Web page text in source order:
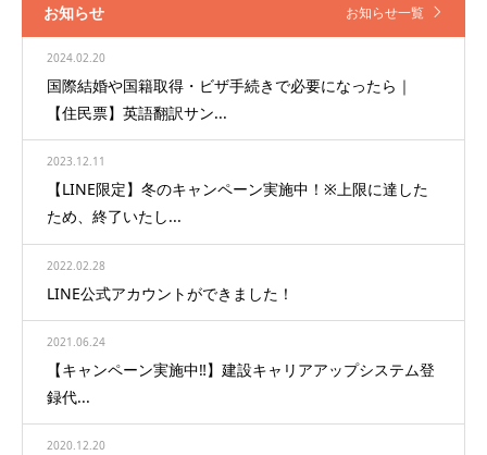
お知らせ お知らせ一覧
2024.02.20
国際結婚や国籍取得・ビザ手続きで必要になったら｜
【住民票】英語翻訳サン...
2023.12.11
【LINE限定】冬のキャンペーン実施中！※上限に達した
ため、終了いたし...
2022.02.28
LINE公式アカウントができました！
2021.06.24
【キャンペーン実施中‼】建設キャリアアップシステム登
録代...
2020.12.20